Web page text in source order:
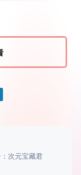
次元宝藏君